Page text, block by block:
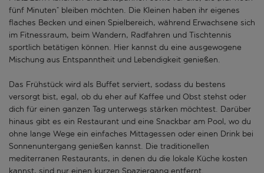
fünf Minuten“ bleiben möchten. Die Kleinen haben ihr eigenes
flaches Becken und einen Spielbereich, während Erwachsene sich
im Fitnessraum, beim Wandern, Radfahren und Tischtennis
sportlich betätigen können. Hier kannst du eine ausgewogene
Mischung aus Entspanntheit und Lebendigkeit genießen.
Das Frühstück wird als Buffet serviert, sodass du bestens
versorgt bist, egal, ob du eher auf Kaffee und Obst stehst oder
dich für einen ganzen Tag unterwegs stärken möchtest. Darüber
hinaus gibt es ein Restaurant und eine Snackbar am Pool, wo du
ohne lange Wege ein einfaches Mittagessen oder einen Drink bei
Sonnenuntergang genießen kannst. Die traditionellen
mediterranen Restaurants, in denen du die lokale Küche kosten